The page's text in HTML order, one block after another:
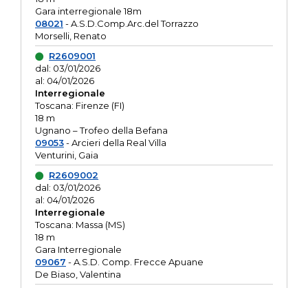
Gara interregionale 18m
08021 - A.S.D.Comp.Arc.del Torrazzo
Morselli, Renato
R2609001
dal: 03/01/2026
al: 04/01/2026
Interregionale
Toscana: Firenze (FI)
18 m
Ugnano – Trofeo della Befana
09053- Arcieri della Real Villa
Venturini, Gaia
R2609002
dal: 03/01/2026
al: 04/01/2026
Interregionale
Toscana: Massa (MS)
18 m
Gara Interregionale
09067 - A.S.D. Comp. Frecce Apuane
De Biaso, Valentina